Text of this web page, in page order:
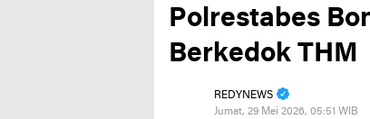
Polrestabes
Berkedok THM
REDYNEWS
Jumat, 29 Mei 2026, 05:51 WIB